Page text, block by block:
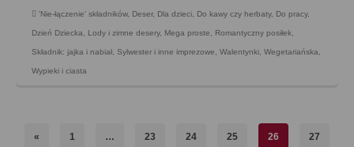
'Nie-łączenie' składników, Deser, Dla dzieci, Do kawy czy herbaty, Do pracy,
Dzień Dziecka, Lody i zimne desery, Mega proste, Romantyczny posiłek,
Składnik: jajka i nabiał, Sylwester i inne imprezowe, Walentynki, Wegetariańska,
Wypieki i ciasta
« 1 … 23 24 25 26 27